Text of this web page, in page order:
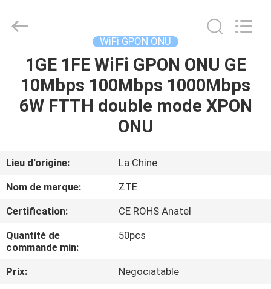
MAISON
PRODUITS
SUJET
DE
NOUS
VISITE
D'USINE
LIMITED.
WiFi GPON ONU
1GE 1FE WiFi GPON ONU GE
10Mbps 100Mbps 1000Mbps
6W FTTH double mode XPON
ONU
Lieu d'origine:
La Chine
Nom de marque:
ZTE
Certification:
CE ROHS Anatel
Quantité de
commande min:
50pcs
Prix:
Negociatable